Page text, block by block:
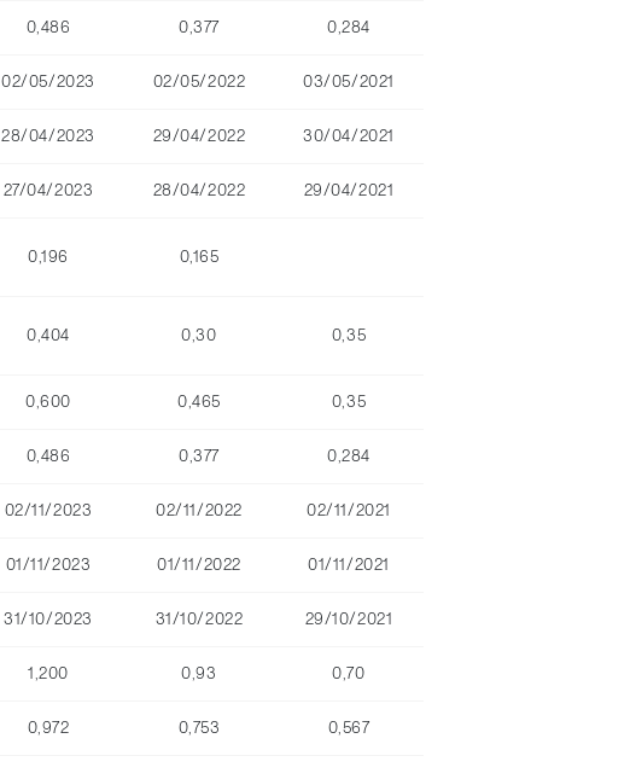
0,486 0,377 0,284
02/05/2023 02/05/2022 03/05/2021
28/04/2023 29/04/2022 30/04/2021
27/04/2023 28/04/2022 29/04/2021
0,196 0,165
0,404 0,30 0,35
0,600 0,465 0,35
0,486 0,377 0,284
02/11/2023 02/11/2022 02/11/2021
01/11/2023 01/11/2022 01/11/2021
31/10/2023 31/10/2022 29/10/2021
1,200 0,93 0,70
0,972 0,753 0,567